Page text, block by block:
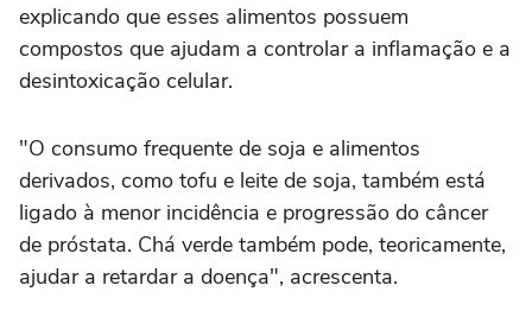
explicando que esses alimentos possuem
compostos que ajudam a controlar a inflamação e a
desintoxicação celular.
"O consumo frequente de soja e alimentos
derivados, como tofu e leite de soja, também está
ligado à menor incidência e progressão do câncer
de próstata. Chá verde também pode, teoricamente,
ajudar a retardar a doença", acrescenta.